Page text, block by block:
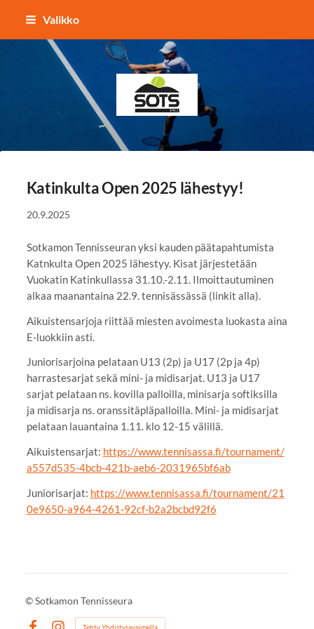
Siirry
sisältöön
Valikko
Sotkamon Tennisseura
Katinkulta Open 2025 lähestyy!
20.9.2025
Sotkamon Tennisseuran yksi kauden päätapahtumista
Katnkulta Open 2025 lähestyy. Kisat järjestetään
Vuokatin Katinkullassa 31.10.-2.11. Ilmoittautuminen
alkaa maanantaina 22.9. tennisässässä (linkit alla).
Aikuistensarjoja riittää miesten avoimesta luokasta aina
E-luokkiin asti.
Juniorisarjoina pelataan U13 (2p) ja U17 (2p ja 4p)
harrastesarjat sekä mini- ja midisarjat. U13 ja U17
sarjat pelataan ns. kovilla palloilla, minisarja softiksilla
ja midisarja ns. oranssitäpläpalloilla. Mini- ja midisarjat
pelataan lauantaina 1.11. klo 12-15 välillä.
Aikuistensarjat: https://www.tennisassa.fi/tournament/
a557d535-4bcb-421b-aeb6-2031965bf6ab
Juniorisarjat: https://www.tennisassa.fi/tournament/21
0e9650-a964-4261-92cf-b2a2bcbd92f6
©Sotkamon Tennisseura
Tehty Yhdistysavaimella